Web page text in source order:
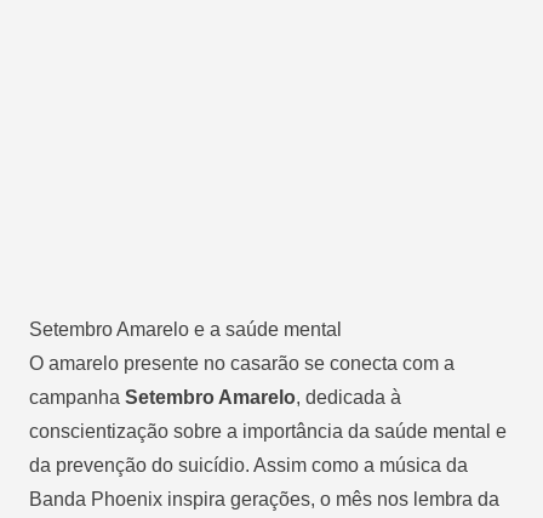
Setembro Amarelo e a saúde mental
O amarelo presente no casarão se conecta com a
campanha Setembro Amarelo, dedicada à
conscientização sobre a importância da saúde mental e
da prevenção do suicídio. Assim como a música da
Banda Phoenix inspira gerações, o mês nos lembra da